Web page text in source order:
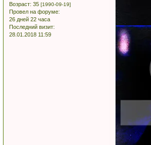
Возраст: 35 [1990-09-19]
Провел на форуме:
26 дней 22 часа
Последний визит:
28.01.2018 11:59